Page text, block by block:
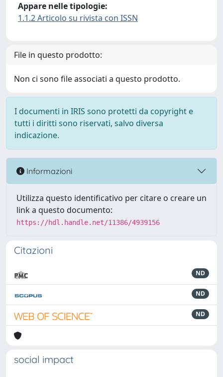
Appare nelle tipologie:
1.1.2 Articolo su rivista con ISSN
File in questo prodotto:
Non ci sono file associati a questo prodotto.
I documenti in IRIS sono protetti da copyright e
tutti i diritti sono riservati, salvo diversa
indicazione.
Informazioni
Utilizza questo identificativo per citare o creare un
link a questo documento:
https://hdl.handle.net/11386/4939156
Citazioni
ND
ND
ND
social impact